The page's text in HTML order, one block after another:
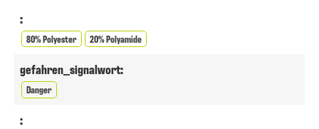
:
80% Polyester 20% Polyamide
gefahren_signalwort:
Danger
: